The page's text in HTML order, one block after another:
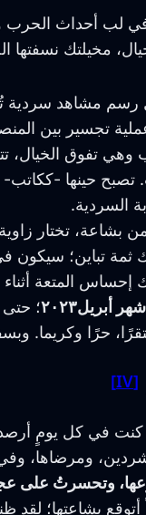
أحداث الحرب
مخيلتك نسفتها
مشاهد سردية
تجسير بين
تفوق الخيال،
حينها -
السردية.
تختار
ثمة تباين؛ سيكون
إحساس المتعة
؛ حتى
حرًا وكريما.
[IV]
في كل يومٍ أرصد
وتحسرتُ على
بشاعتها؛ لقد